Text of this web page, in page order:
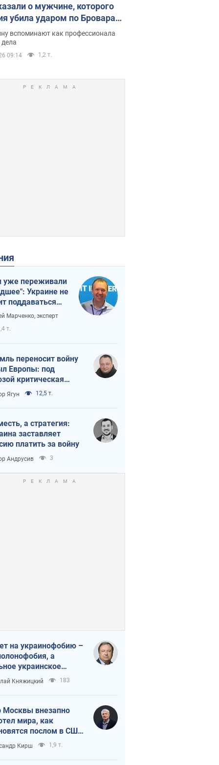
о мужчине, которого
убила ударом по Броварам.
вспоминают как профессионала
дела
09:14 1,2 т.
переживали
Украине не
поддаваться
из-за
Марченко, эксперт
т.
переносит войну
Европы: под
критическая
Ягун 12,5 т.
а стратегия:
заставляет
платить за войну
Андрусив 3
на украинофобию –
а
украинское
Княжицкий 183
Москвы внезапно
мира, как
послом в США
украинские топ-
Кирш 1,9 т.